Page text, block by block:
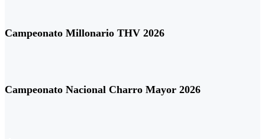
Campeonato Millonario THV 2026
Campeonato Nacional Charro Mayor 2026